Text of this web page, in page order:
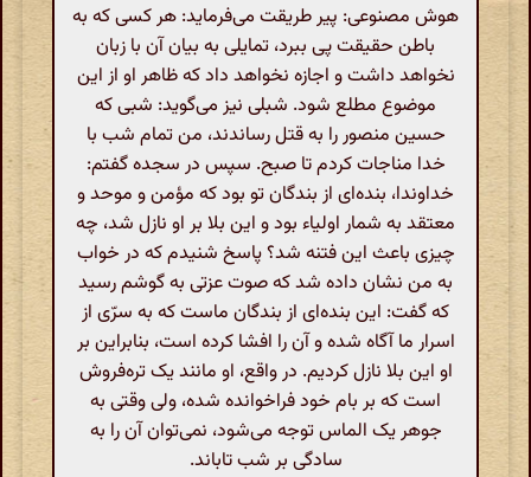
هوش مصنوعی: پیر طریقت می‌فرماید: هر کسی که به
باطن حقیقت پی ببرد، تمایلی به بیان آن با زبان
نخواهد داشت و اجازه نخواهد داد که ظاهر او از این
موضوع مطلع شود. شبلی نیز می‌گوید: شبی که
حسین منصور را به قتل رساندند، من تمام شب با
خدا مناجات کردم تا صبح. سپس در سجده گفتم:
خداوندا، بنده‌ای از بندگان تو بود که مؤمن و موحد و
معتقد به شمار اولیاء بود و این بلا بر او نازل شد، چه
چیزی باعث این فتنه شد؟ پاسخ شنیدم که در خواب
به من نشان داده شد که صوت عزتی به گوشم رسید
که گفت: این بنده‌ای از بندگان ماست که به سرّی از
اسرار ما آگاه شده و آن را افشا کرده است، بنابراین بر
او این بلا نازل کردیم. در واقع، او مانند یک تره‌فروش
است که بر بام خود فراخوانده شده، ولی وقتی به
جوهر یک الماس توجه می‌شود، نمی‌توان آن را به
سادگی بر شب تاباند.